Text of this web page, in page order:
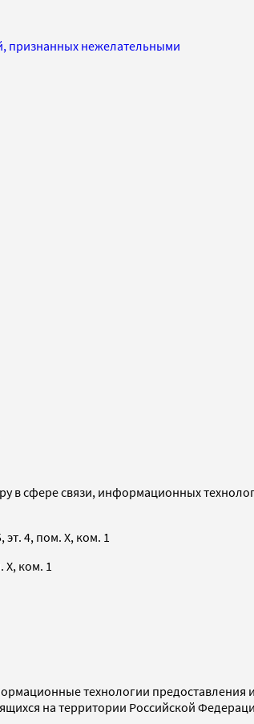
признанных нежелательными
в сфере связи, информационных
4, пом. X, ком. 1
X, ком. 1
технологии предоставления
на территории Российской